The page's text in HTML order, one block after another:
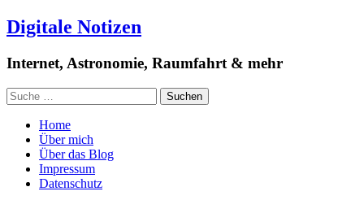
Digitale Notizen
Internet, Astronomie, Raumfahrt & mehr
Home
Über mich
Über das Blog
Impressum
Datenschutz